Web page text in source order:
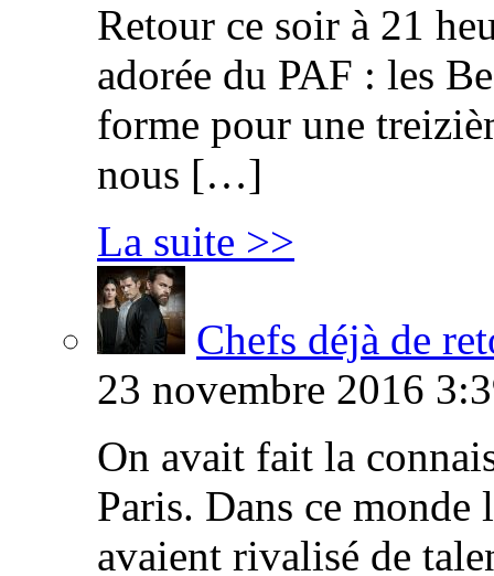
Retour ce soir à 21
adorée du PAF : les
forme pour une
nous […]
La suite >>
Chefs déjà de
23 novembre 2016
On avait fait la
Paris. Dans ce
avaient rivalisé de